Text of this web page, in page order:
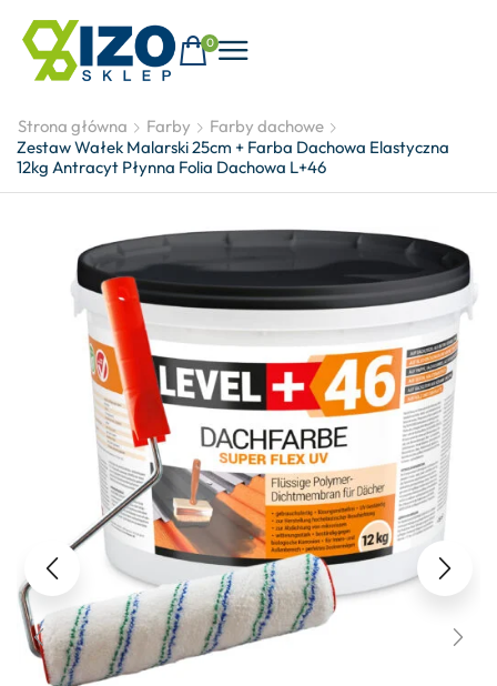
0
Strona główna Farby
Farby dachowe
Zestaw Wałek Malarski 25cm + Farba Dachowa Elastyczna
12kg Antracyt Płynna Folia Dachowa L+46